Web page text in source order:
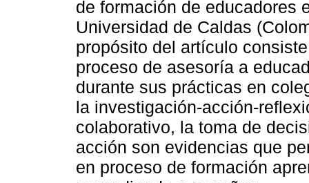
de formación de educadores
Universidad de Caldas
propósito del artículo
proceso de asesoría a
durante sus prácticas en
la investigación-acción-
colaborativo, la toma de
acción son evidencias que
en proceso de formación